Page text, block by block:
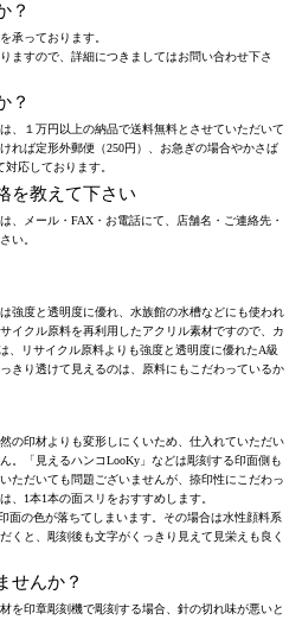
？
承っております。
ますので、詳細につきましてはお問い合わせ下さ
？
、１万円以上の納品で送料無料とさせていただいて
れば定形外郵便（250円）、お急ぎの場合やかさば
応しております。
を教えて下さい
、メール・FAX・お電話にて、店舗名・ご連絡先・
い。
強度と透明度に優れ、水族館の水槽などにも使われ
イクル原料を再利用したアクリル素材ですので、カ
、リサイクル原料よりも強度と透明度に優れたA級
きり透けて見えるのは、原料にもこだわっているか
の印材よりも変形しにくいため、仕入れていただい
。「見えるハンコLooKy」などは彫刻する印面側も
ただいても問題ございませんが、捺印性にこだわっ
、1本1本の面スリをおすすめします。
面の色が落ちてしまいます。その場合は水性顔料系
くと、彫刻後も文字がくっきり見えて見栄えも良く
せんか？
を印章彫刻機で彫刻する場合、針の切れ味が悪いと